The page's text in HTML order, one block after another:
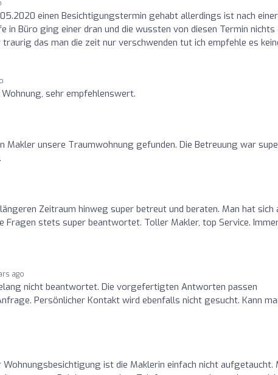
einen Besichtigungstermin gehabt allerdings ist nach einer
in Büro ging einer dran und die wussten von diesen Termin nichts
das man die zeit nur verschwenden tut ich empfehle es
sehr empfehlenswert.
Makler unsere Traumwohnung gefunden. Die Betreuung war
Zeitraum hinweg super betreut und beraten. Man hat sich
Fragen stets super beantwortet. Toller Makler, top Service.
ago
nicht beantwortet. Die vorgefertigten Antworten passen
Persönlicher Kontakt wird ebenfalls nicht gesucht. Kann
Wohnungsbesichtigung ist die Maklerin einfach nicht aufgetaucht.